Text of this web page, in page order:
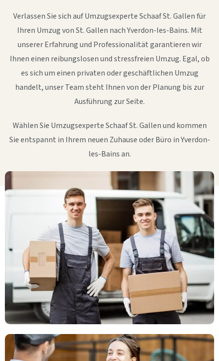
Verlassen Sie sich auf Umzugsexperte Schaaf St. Gallen für
Ihren Umzug von St. Gallen nach Yverdon-les-Bains. Mit
unserer Erfahrung und Professionalität garantieren wir
Ihnen einen reibungslosen und stressfreien Umzug. Egal, ob
es sich um einen privaten oder geschäftlichen Umzug
handelt, unser Team steht Ihnen von der Planung bis zur
Ausführung zur Seite.
Wählen Sie Umzugsexperte Schaaf St. Gallen und kommen
Sie entspannt in Ihrem neuen Zuhause oder Büro in Yverdon-
les-Bains an.